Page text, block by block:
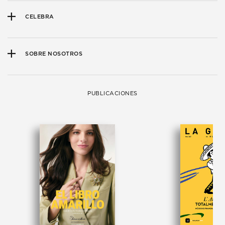
CELEBRA
SOBRE NOSOTROS
PUBLICACIONES